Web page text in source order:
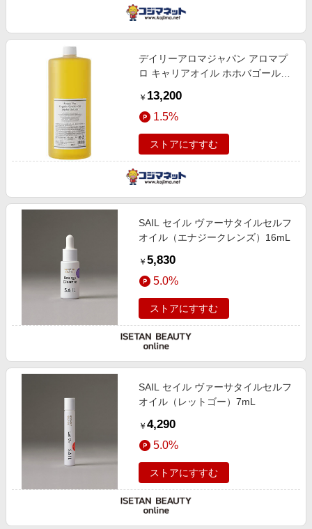
デイリーアロマジャパン アロマプ
ロ キャリアオイル ホホバゴールデ
アオイルホホバゴー
￥ 13,200
1.5%
ストアにすすむ
SAIL セイル ヴァーサタイルセルフ
オイル（エナジークレンズ）16mL
￥ 5,830
5.0%
ストアにすすむ
SAIL セイル ヴァーサタイルセルフ
オイル（レットゴー）7mL
￥ 4,290
5.0%
ストアにすすむ